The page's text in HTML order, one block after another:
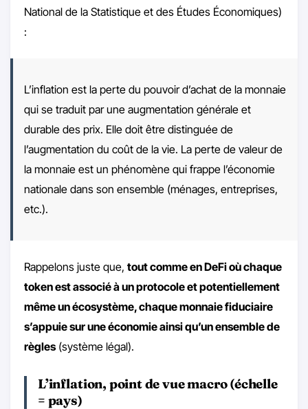
National de la Statistique et des Études Économiques)
:
L’inflation est la perte du pouvoir d’achat de la monnaie
qui se traduit par une augmentation générale et
durable des prix. Elle doit être distinguée de
l’augmentation du coût de la vie. La perte de valeur de
la monnaie est un phénomène qui frappe l’économie
nationale dans son ensemble (ménages, entreprises,
etc.).
Rappelons juste que, tout comme en DeFi où chaque
token est associé à un protocole et potentiellement
même un écosystème, chaque monnaie fiduciaire
s’appuie sur une économie ainsi qu’un ensemble de
règles(système légal).
L’inflation, point de vue macro (échelle
= pays)